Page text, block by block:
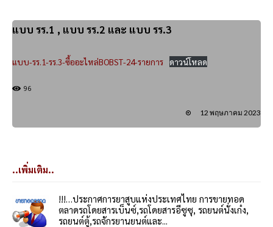
แบบ รร.1 , แบบ รร.2 และ แบบ รร.3
แบบ-รร.1-รร.3-ซื้ออะไหล่BOBST-24-รายการ ดาวน์โหลด
96
12 พฤษภาคม 2023
..เพิ่มเติม..
!!!…ประกาศการยาสูบแห่งประเทศไทย การขายทอด
ตลาดรถโดยสารเบ็นซ์,รถโดยสารอีซูซุ, รถยนต์นั่งเก๋ง,
รถยนต์ตู้,รถจักรยานยนต์และ...